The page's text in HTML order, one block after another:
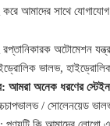
আমাদের সাথে
অটোমেশন
ভালভ, হাইড্রোলিক
আমরা অনেক ধরণের
চাপভালভ / সোলেনয়েড